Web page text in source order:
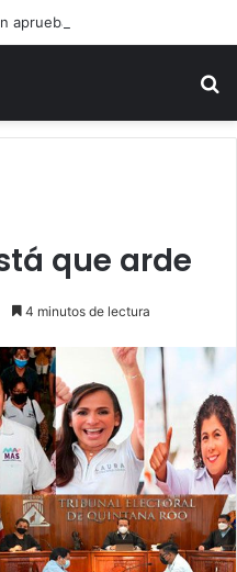
que arde
4 minutos de lectura